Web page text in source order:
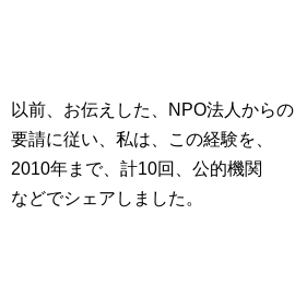
以前、お伝えした、NPO法人からの
要請に従い、私は、この経験を、
2010年まで、計10回、公的機関
などでシェアしました。